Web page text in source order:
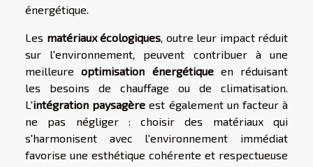
énergétique.
Les matériaux écologiques, outre leur impact réduit
sur l'environnement, peuvent contribuer à une
meilleureoptimisation énergétiqueen réduisant
les besoins de chauffage ou de climatisation.
L'intégration paysagère est également un facteur à
ne pas négliger : choisir des matériaux qui
s'harmonisent avec l'environnement immédiat
favorise une esthétique cohérente et respectueuse